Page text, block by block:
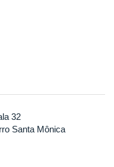
32
Santa Mônica